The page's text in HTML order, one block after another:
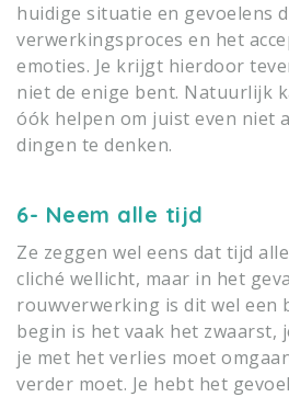
huidige situatie en gevoelens
verwerkingsproces en het
emoties. Je krijgt hierdoor
niet de enige bent. Natuurlijk
óók helpen om juist even niet
dingen te denken.
6- Neem alle tijd
Ze zeggen wel eens dat tijd
cliché wellicht, maar in het
rouwverwerking is dit wel een
begin is het vaak het zwaarst,
je met het verlies moet
verder moet. Je hebt het